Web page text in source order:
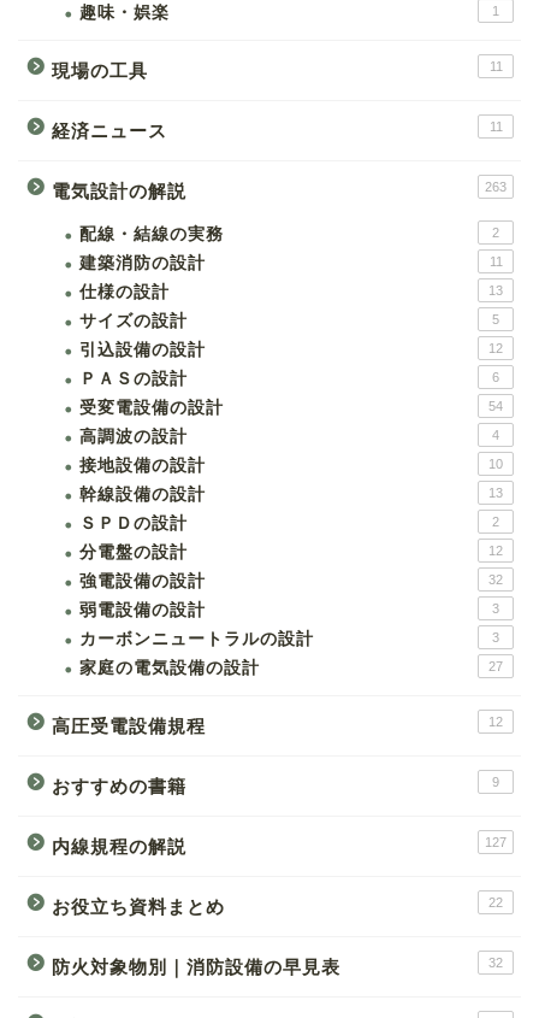
趣味・娯楽 1
現場の工具 11
経済ニュース 11
電気設計の解説 263
配線・結線の実務 2
建築消防の設計 11
仕様の設計 13
サイズの設計 5
引込設備の設計 12
ＰＡＳの設計 6
受変電設備の設計 54
高調波の設計 4
接地設備の設計 10
幹線設備の設計 13
ＳＰＤの設計 2
分電盤の設計 12
強電設備の設計 32
弱電設備の設計 3
カーボンニュートラルの設計 3
家庭の電気設備の設計 27
高圧受電設備規程 12
おすすめの書籍 9
内線規程の解説 127
お役立ち資料まとめ 22
防火対象物別｜消防設備の早見表 32